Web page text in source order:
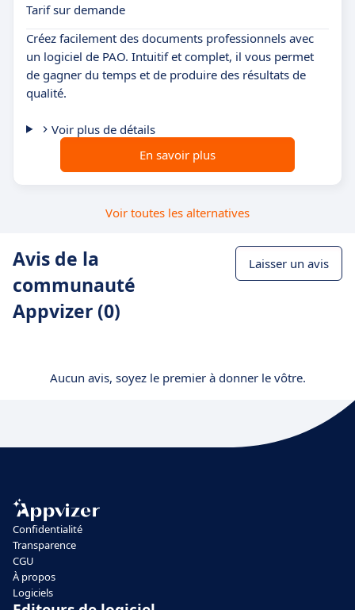
Tarif sur demande
Créez facilement des documents professionnels avec
un logiciel de PAO. Intuitif et complet, il vous permet
de gagner du temps et de produire des résultats de
qualité.
Voir plus de détails
En savoir plus
Voir toutes les alternatives
Avis de la
communauté
Appvizer (0)
Laisser un avis
Aucun avis, soyez le premier à donner le vôtre.
Confidentialité
Transparence
CGU
À propos
Logiciels